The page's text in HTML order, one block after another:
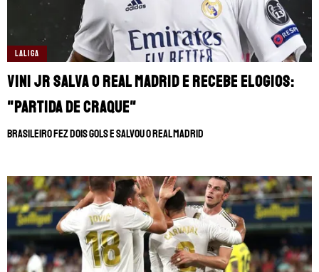
LALIGA
Vini Jr salva o Real Madrid e recebe elogios:
"Partida de craque"
Brasileiro fez dois gols e salvou o Real Madrid